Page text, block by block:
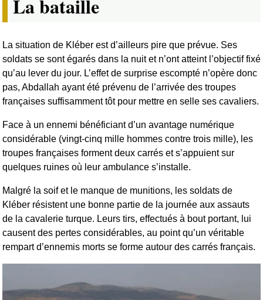
La bataille
La situation de Kléber est d’ailleurs pire que prévue. Ses
soldats se sont égarés dans la nuit et n’ont atteint l’objectif fixé
qu’au lever du jour. L’effet de surprise escompté n’opère donc
pas, Abdallah ayant été prévenu de l’arrivée des troupes
françaises suffisamment tôt pour mettre en selle ses cavaliers.
Face à un ennemi bénéficiant d’un avantage numérique
considérable (vingt-cinq mille hommes contre trois mille), les
troupes françaises forment deux carrés et s’appuient sur
quelques ruines où leur ambulance s’installe.
Malgré la soif et le manque de munitions, les soldats de
Kléber résistent une bonne partie de la journée aux assauts
de la cavalerie turque. Leurs tirs, effectués à bout portant, lui
causent des pertes considérables, au point qu’un véritable
rempart d’ennemis morts se forme autour des carrés français.